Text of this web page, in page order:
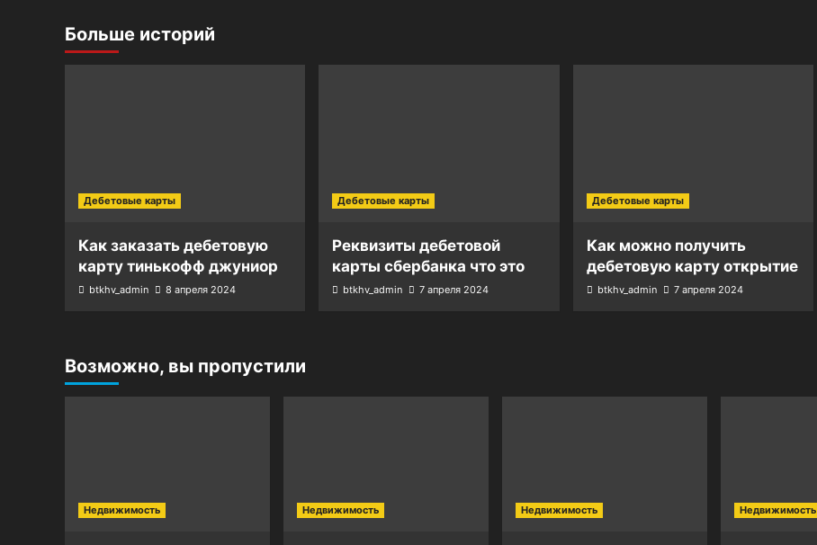
Больше историй
Дебетовые карты
Как заказать дебетовую
карту тинькофф джуниор
btkhv_admin 8 апреля 2024
Дебетовые карты
Реквизиты дебетовой
карты сбербанка что это
btkhv_admin 7 апреля 2024
Дебетовые карты
Как можно получить
дебетовую карту открытие
btkhv_admin 7 апреля 2024
Возможно, вы пропустили
Недвижимость Недвижимость Недвижимость Недвижимость